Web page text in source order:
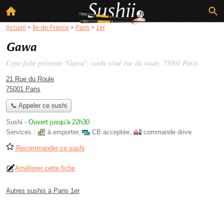
Accueil > Île-de-France > Paris > 1er
Gawa
Cette fiche présente "Gawa", sushi situé rue du roule, 75001 Paris.
21 Rue du Roule
75001 Paris
📞 Appeler ce sushi
Sushi - Ouvert jusqu'à 22h30
Services :
à emporter, CB acceptée, commande drive
Recommander ce sushi
Améliorer cette fiche
Autres sushis à Paris 1er